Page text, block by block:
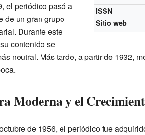
ISSN
Sitio web
el periódico pasó a
de un gran grupo
Durante este
contenido se
neutral. Más tarde, a partir de 1932,
Moderna y el
de 1956, el periódico fue